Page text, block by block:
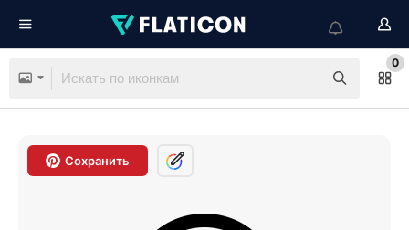
0
Сохранить